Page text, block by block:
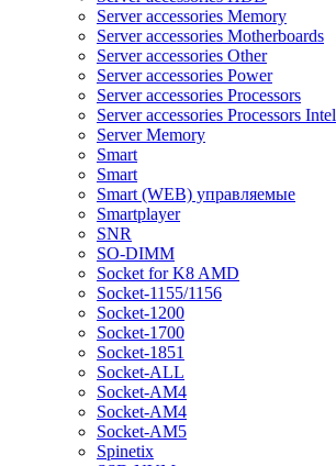
Server accessories Memory
Server accessories Motherboards
Server accessories Other
Server accessories Power
Server accessories Processors
Server accessories Processors Intel
Server Memory
Smart
Smart
Smart (WEB) управляемые
Smartplayer
SNR
SO-DIMM
Socket for K8 AMD
Socket-1155/1156
Socket-1200
Socket-1700
Socket-1851
Socket-ALL
Socket-AM4
Socket-AM4
Socket-AM5
Spinetix